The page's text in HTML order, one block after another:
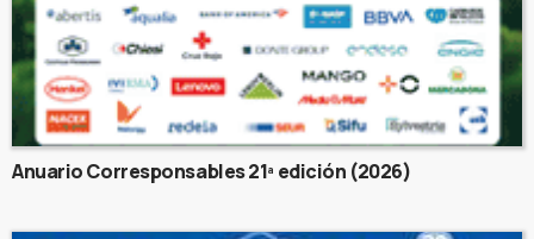
Anuario Corresponsables 21ª edición (2026)